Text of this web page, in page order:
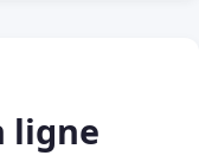
ligne